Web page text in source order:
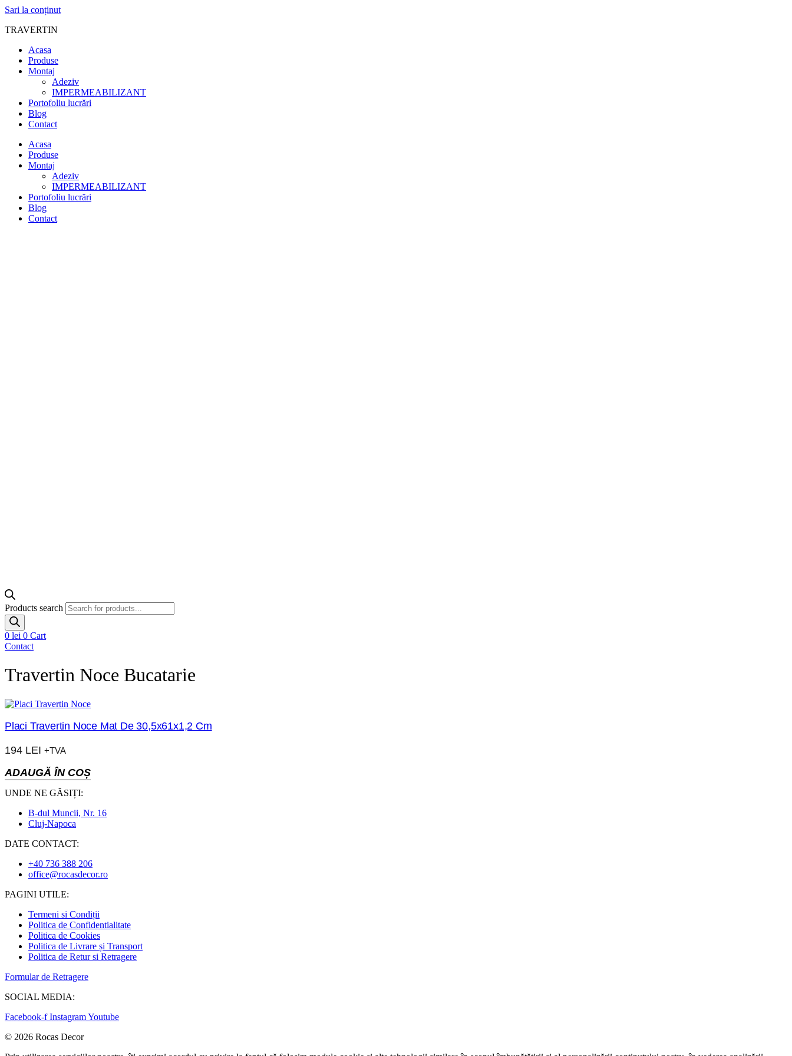
Sari la conținut
TRAVERTIN
Acasa
Produse
Montaj
Adeziv
IMPERMEABILIZANT
Portofoliu lucrări
Blog
Contact
Acasa
Produse
Montaj
Adeziv
IMPERMEABILIZANT
Portofoliu lucrări
Blog
Contact
Products search
0 lei 0 Cart
Contact
Travertin Noce Bucatarie
Placi Travertin Noce Mat De 30,5x61x1,2 Cm
194 LEI +TVA
ADAUGĂ ÎN COȘ
UNDE NE GĂSIȚI:
B-dul Muncii, Nr. 16
Cluj-Napoca
DATE CONTACT:
+40 736 388 206
office@rocasdecor.ro
PAGINI UTILE:
Termeni si Condiții
Politica de Confidentialitate
Politica de Cookies
Politica de Livrare și Transport
Politica de Retur si Retragere
Formular de Retragere
SOCIAL MEDIA:
Facebook-f InstagramYoutube
© 2026 Rocas Decor